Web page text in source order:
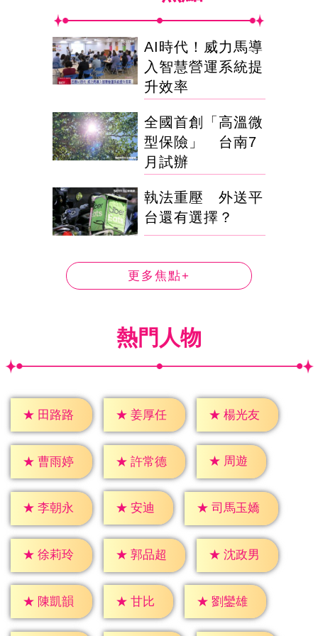
AI時代！威力馬導
入智慧營運系統提
升效率
全國首創「高溫微
型保險」 台南7
月試辦
執法重壓 外送平
台還有選擇？
更多焦點+
熱門人物
★ 田路路 ★ 姜厚任 ★ 楊光友
★ 曹雨婷 ★ 許常德 ★ 周遊
★ 李朝永 ★ 安迪 ★ 司馬玉嬌
★ 徐莉玲 ★ 郭品超 ★ 沈政男
★ 陳凱韻 ★ 甘比 ★ 劉鑾雄